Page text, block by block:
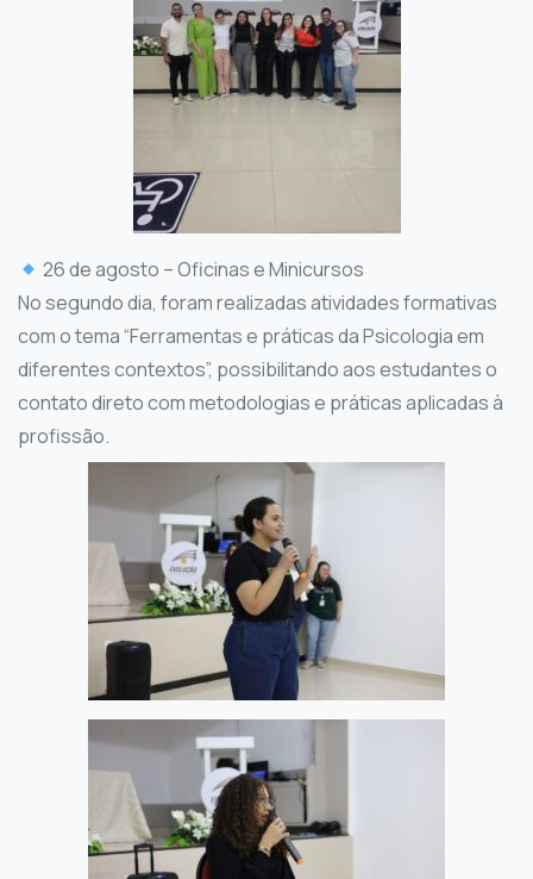
26 de agosto – Oficinas e Minicursos
No segundo dia, foram realizadas atividades formativas
com o tema “Ferramentas e práticas da Psicologia em
diferentes contextos”, possibilitando aos estudantes o
contato direto com metodologias e práticas aplicadas à
profissão.